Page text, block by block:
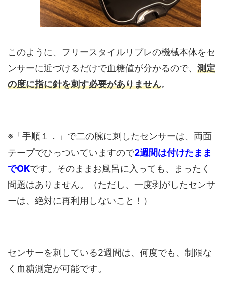
このように、フリースタイルリブレの機械本体をセ
ンサーに近づけるだけで血糖値が分かるので、 測定
の度に指に針を刺す必要がありません。
※「手順１．」で二の腕に刺したセンサーは、両面
テープでひっついていますので2週間は付けたまま
でOKです。そのままお風呂に入っても、まったく
問題はありません。（ただし、一度剥がしたセンサ
ーは、絶対に再利用しないこと！）
センサーを刺している2週間は、何度でも、制限な
く血糖測定が可能です。